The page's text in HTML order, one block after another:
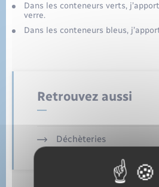
Loisirs
Numérique
Organisation d’événement
Sécurité - Prévention
Présentation de la commune
Dans les conteneurs verts,
verre.
Dans les conteneurs bleus,
Retrouvez aussi
Déchèteries